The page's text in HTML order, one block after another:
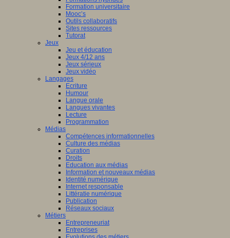
Formation universitaire
Mooc’s
Outils collaboratifs
Sites ressources
Tutorat
Jeux
Jeu et éducation
Jeux 4/12 ans
Jeux sérieux
Jeux vidéo
Langages
Ecriture
Humour
Langue orale
Langues vivantes
Lecture
Programmation
Médias
Compétences informationnelles
Culture des médias
Curation
Droits
Education aux médias
Information et nouveaux médias
Identité numérique
Internet responsable
Littératie numérique
Publication
Réseaux sociaux
Métiers
Entrepreneuriat
Entreprises